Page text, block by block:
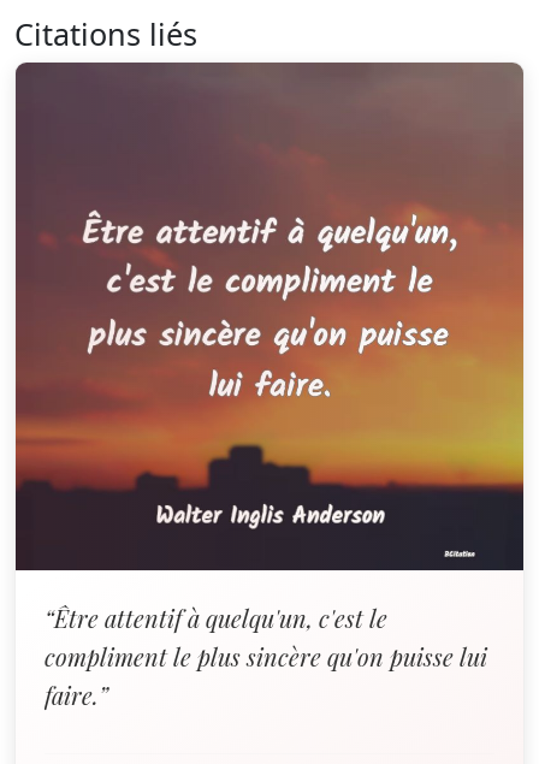
Citations liés
“Être attentif à quelqu'un, c'est le
compliment le plus sincère qu'on puisse lui
faire.”